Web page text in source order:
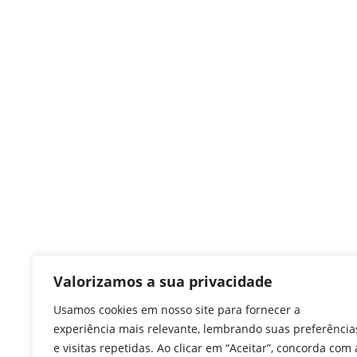
Valorizamos a sua privacidade
Usamos cookies em nosso site para fornecer a
experiência mais relevante, lembrando suas
e visitas repetidas. Ao clicar em “Aceitar”, concorda com